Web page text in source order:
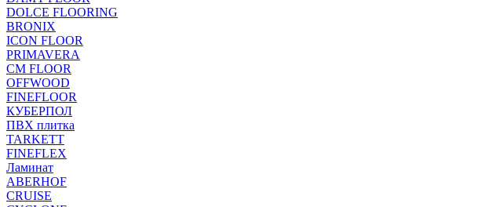
DOLCE FLOORING
BRONIX
ICON FLOOR
PRIMAVERA
CM FLOOR
OFFWOOD
FINEFLOOR
КУБЕРПОЛ
ПВХ плитка
TARKETT
FINEFLEX
Ламинат
ABERHOF
CRUISE